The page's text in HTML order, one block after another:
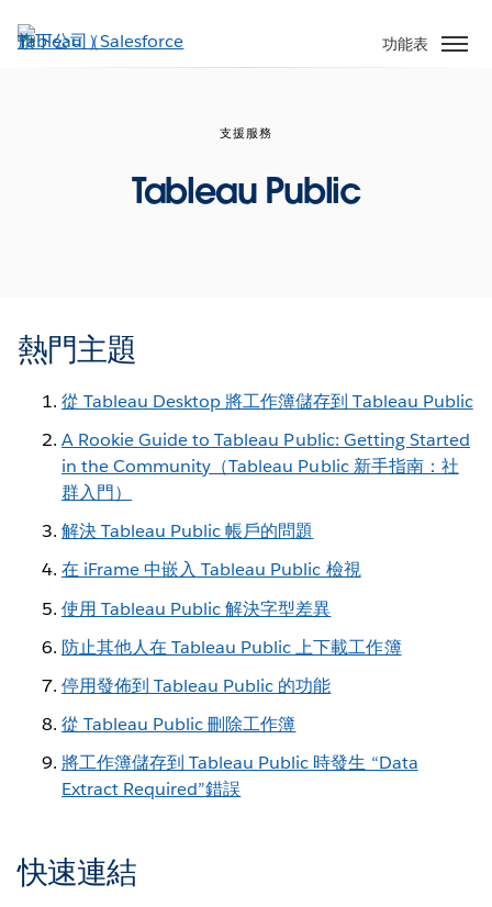
至
功能表
支援服務
Tableau Public
熱門主題
從 Tableau Desktop 將工作簿儲存到 Tableau Public
A Rookie Guide to Tableau Public: Getting Started
in the Community（Tableau Public 新手指南：社
群入門）
解決 Tableau Public 帳戶的問題
在 iFrame 中嵌入 Tableau Public 檢視
使用 Tableau Public 解決字型差異
防止其他人在 Tableau Public 上下載工作簿
停用發佈到 Tableau Public 的功能
從 Tableau Public 刪除工作簿
將工作簿儲存到 Tableau Public 時發生 “Data
Extract Required”錯誤
快速連結